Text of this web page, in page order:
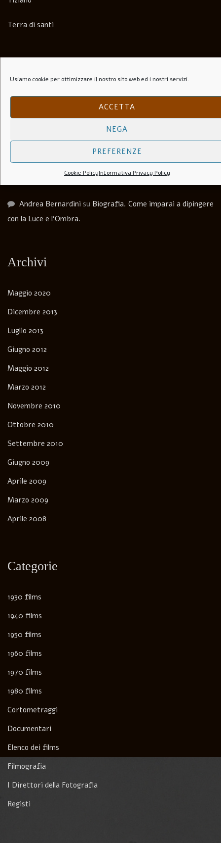
Usiamo cookie per ottimizzare il nostro sito web ed i nostri servizi.
ACCETTA
NEGA
PREFERENZE
Cookie PolicyInformativa Privacy Policy
Terra di santi
Paolo SperanzasuIl Folle Di Marechiaro (1944)
SalvatoresuSoli Per Le Strade (1953)
Carlo agostisuI Lupi Attaccano in Branco (Il Vespaio) –
Andrea Bernardini su Biografia. Come imparai a dipingere
con la Luce e l’Ombra.
Archivi
Maggio 2020
Dicembre 2013
Luglio 2013
Giugno 2012
Maggio 2012
Marzo 2012
Novembre 2010
Ottobre 2010
Settembre 2010
Giugno 2009
Aprile 2009
Marzo 2009
Aprile 2008
Categorie
1930 films
1940 films
1950 films
1960 films
1970 films
1980 films
Cortometraggi
Documentari
Elenco dei films
Filmografia
I Direttori della Fotografia
Registi